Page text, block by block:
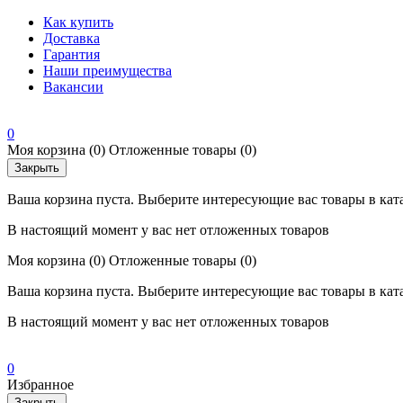
Как купить
Доставка
Гарантия
Наши преимущества
Вакансии
0
Моя корзина (0) Отложенные товары (0)
Закрыть
Ваша корзина пуста. Выберите интересующие вас товары в
В настоящий момент у вас нет отложенных товаров
Моя корзина (0) Отложенные товары (0)
Ваша корзина пуста. Выберите интересующие вас товары в
В настоящий момент у вас нет отложенных товаров
0
Избранное